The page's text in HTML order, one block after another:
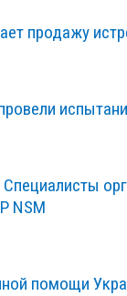
продажу
NSM
помощи